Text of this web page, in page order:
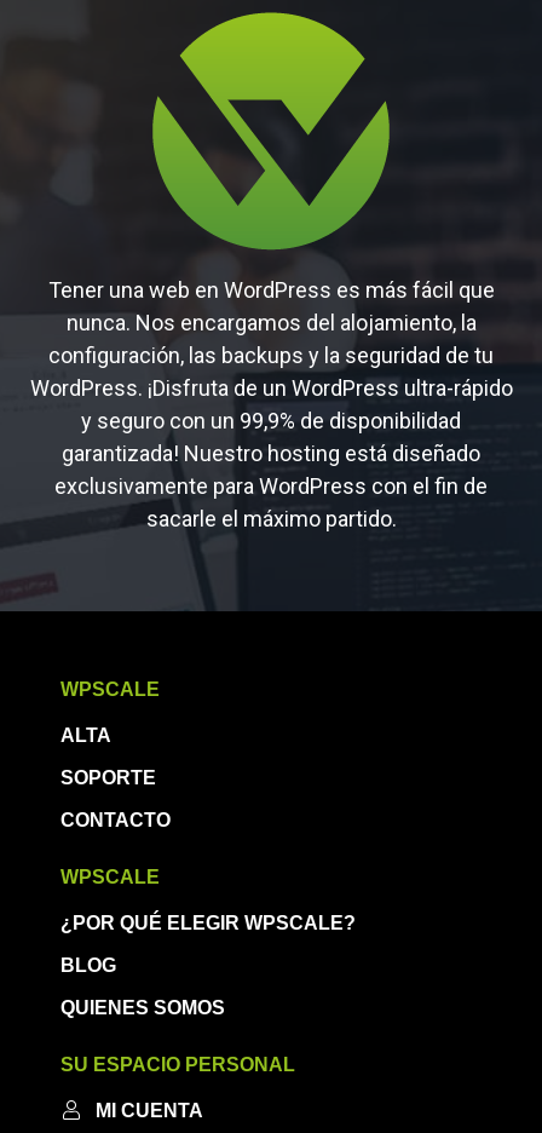
Tener una web en WordPress es más fácil que
nunca. Nos encargamos del alojamiento, la
configuración, las backups y la seguridad de tu
WordPress. ¡Disfruta de un WordPress ultra-rápido
y seguro con un 99,9% de disponibilidad
garantizada! Nuestro hosting está diseñado
exclusivamente para WordPress con el fin de
sacarle el máximo partido.
WPSCALE
ALTA
SOPORTE
CONTACTO
WPSCALE
¿POR QUÉ ELEGIR WPSCALE?
BLOG
QUIENES SOMOS
SU ESPACIO PERSONAL
MI CUENTA